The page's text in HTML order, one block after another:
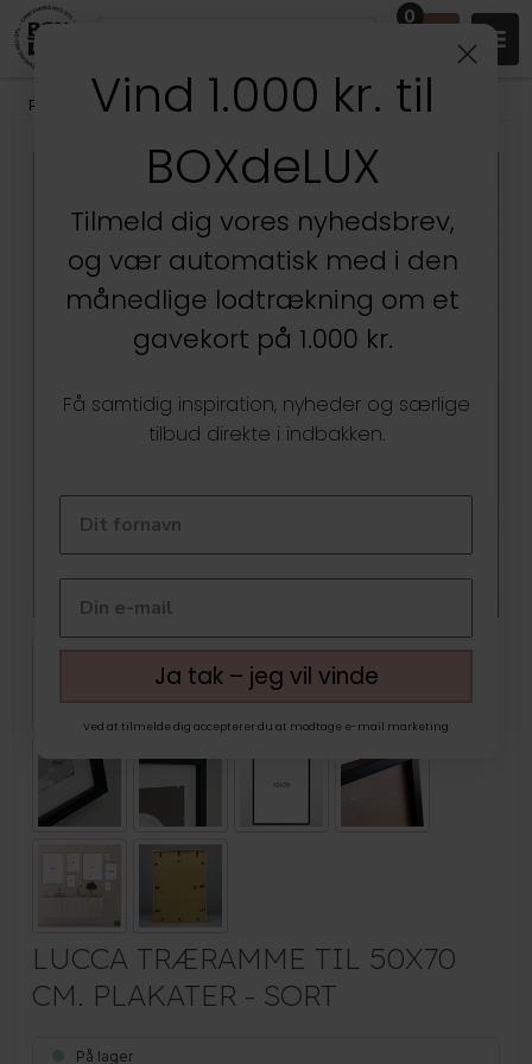
0
Produkter /BOXdeLUX Design
Kun hos BOXdeLUX
LUCCA TRÆRAMME TIL 50X70
CM. PLAKATER - SORT
På lager
Vind 1.000 kr. til
BOXdeLUX
Tilmeld dig vores nyhedsbrev,
og vær automatisk med i den
månedlige lodtrækning om et
gavekort på 1.000 kr.
Få samtidig inspiration, nyheder og særlige
tilbud direkte i indbakken.
Ja tak – jeg vil vinde
Ved at tilmelde dig accepterer du at modtage e-mail marketing